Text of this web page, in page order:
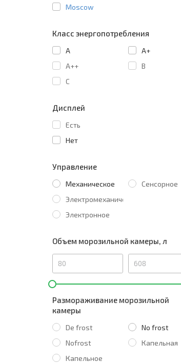
Moscow
Класс энергопотребления
A
A+
A++
B
C
Дисплей
Есть
Нет
Управление
Механическое
Сенсорное
Электромеханическое
Электронное
Объем морозильной камеры, л
Размораживание морозильной
камеры
De frost
No frost
Nofrost
Капельная
Капельное